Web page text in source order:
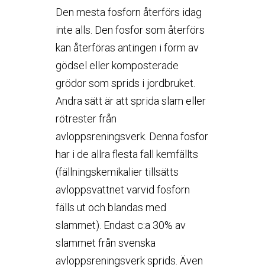
Den mesta fosforn återförs idag
inte alls. Den fosfor som återförs
kan återföras antingen i form av
gödsel eller komposterade
grödor som sprids i jordbruket.
Andra sätt är att sprida slam eller
rötrester från
avloppsreningsverk. Denna fosfor
har i de allra flesta fall kemfällts
(fällningskemikalier tillsätts
avloppsvattnet varvid fosforn
fälls ut och blandas med
slammet). Endast c:a 30% av
slammet från svenska
avloppsreningsverk sprids. Även